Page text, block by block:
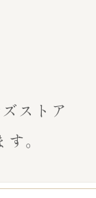
ストア
。